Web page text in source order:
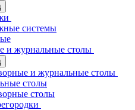
системы
и журнальные столы
и журнальные столы
столы
столы